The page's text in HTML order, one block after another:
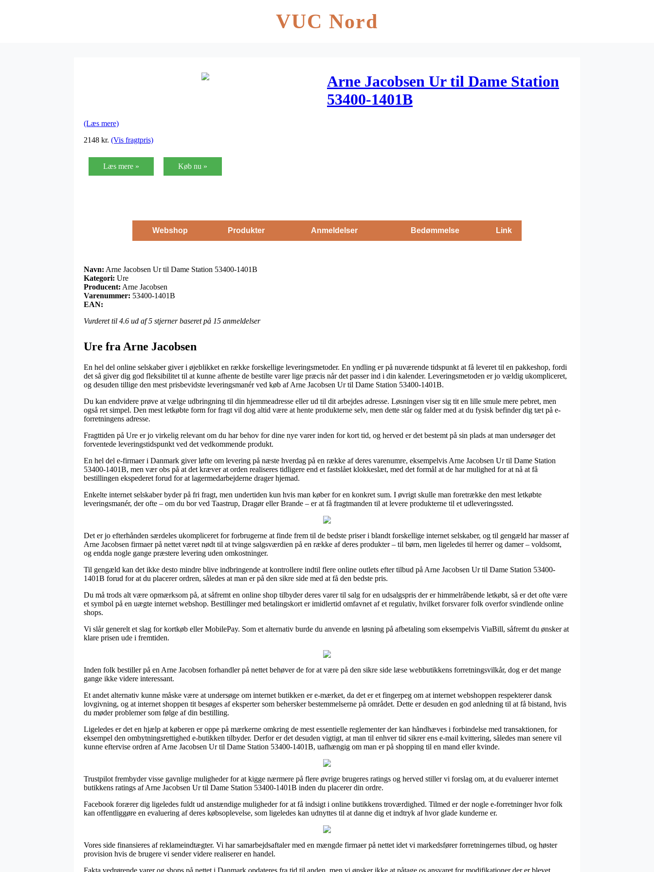
VUC Nord
Arne Jacobsen Ur til Dame Station
53400-1401B
(Læs mere)
2148 kr. (Vis fragtpris)
Læs mere » Køb nu »
Webshop Produkter Anmeldelser Bedømmelse Link
Navn: Arne Jacobsen Ur til Dame Station 53400-1401B
Kategori: Ure
Producent: Arne Jacobsen
Varenummer: 53400-1401B
EAN:
Vurderet til 4.6 ud af 5 stjerner baseret på 15 anmeldelser
Ure fra Arne Jacobsen
En hel del online selskaber giver i øjeblikket en række forskellige leveringsmetoder. En yndling er på nuværende tidspunkt at få leveret til en pakkeshop, fordi
det så giver dig god fleksibilitet til at kunne afhente de bestilte varer lige præcis når det passer ind i din kalender. Leveringsmetoden er jo vældig ukompliceret,
og desuden tillige den mest prisbevidste leveringsmanér ved køb af Arne Jacobsen Ur til Dame Station 53400-1401B.
Du kan endvidere prøve at vælge udbringning til din hjemmeadresse eller ud til dit arbejdes adresse. Løsningen viser sig tit en lille smule mere pebret, men
også ret simpel. Den mest letkøbte form for fragt vil dog altid være at hente produkterne selv, men dette står og falder med at du fysisk befinder dig tæt på e-
forretningens adresse.
Fragttiden på Ure er jo virkelig relevant om du har behov for dine nye varer inden for kort tid, og herved er det bestemt på sin plads at man undersøger det
forventede leveringstidspunkt ved det vedkommende produkt.
En hel del e-firmaer i Danmark giver løfte om levering på næste hverdag på en række af deres varenumre, eksempelvis Arne Jacobsen Ur til Dame Station
53400-1401B, men vær obs på at det kræver at orden realiseres tidligere end et fastslået klokkeslæt, med det formål at de har mulighed for at nå at få
bestillingen ekspederet forud for at lagermedarbejderne drager hjemad.
Enkelte internet selskaber byder på fri fragt, men undertiden kun hvis man køber for en konkret sum. I øvrigt skulle man foretrække den mest letkøbte
leveringsmanér, der ofte – om du bor ved Taastrup, Dragør eller Brande – er at få fragtmanden til at levere produkterne til et udleveringssted.
Det er jo efterhånden særdeles ukompliceret for forbrugerne at finde frem til de bedste priser i blandt forskellige internet selskaber, og til gengæld har masser af
Arne Jacobsen firmaer på nettet været nødt til at tvinge salgsværdien på en række af deres produkter – til børn, men ligeledes til herrer og damer – voldsomt,
og endda nogle gange præstere levering uden omkostninger.
Til gengæld kan det ikke desto mindre blive indbringende at kontrollere indtil flere online outlets efter tilbud på Arne Jacobsen Ur til Dame Station 53400-
1401B forud for at du placerer ordren, således at man er på den sikre side med at få den bedste pris.
Du må trods alt være opmærksom på, at såfremt en online shop tilbyder deres varer til salg for en udsalgspris der er himmelråbende letkøbt, så er det ofte være
et symbol på en uægte internet webshop. Bestillinger med betalingskort er imidlertid omfavnet af et regulativ, hvilket forsvarer folk overfor svindlende online
shops.
Vi slår generelt et slag for kortkøb eller MobilePay. Som et alternativ burde du anvende en løsning på afbetaling som eksempelvis ViaBill, såfremt du ønsker at
klare prisen ude i fremtiden.
Inden folk bestiller på en Arne Jacobsen forhandler på nettet behøver de for at være på den sikre side læse webbutikkens forretningsvilkår, dog er det mange
gange ikke videre interessant.
Et andet alternativ kunne måske være at undersøge om internet butikken er e-mærket, da det er et fingerpeg om at internet webshoppen respekterer dansk
lovgivning, og at internet shoppen tit besøges af eksperter som behersker bestemmelserne på området. Dette er desuden en god anledning til at få bistand, hvis
du møder problemer som følge af din bestilling.
Ligeledes er det en hjælp at køberen er oppe på mærkerne omkring de mest essentielle reglementer der kan håndhæves i forbindelse med transaktionen, for
eksempel den ombytningsrettighed e-butikken tilbyder. Derfor er det desuden vigtigt, at man til enhver tid sikrer ens e-mail kvittering, således man senere vil
kunne eftervise ordren af Arne Jacobsen Ur til Dame Station 53400-1401B, uafhængig om man er på shopping til en mand eller kvinde.
Trustpilot frembyder visse gavnlige muligheder for at kigge nærmere på flere øvrige brugeres ratings og herved stiller vi forslag om, at du evaluerer internet
butikkens ratings af Arne Jacobsen Ur til Dame Station 53400-1401B inden du placerer din ordre.
Facebook forærer dig ligeledes fuldt ud anstændige muligheder for at få indsigt i online butikkens troværdighed. Tilmed er der nogle e-forretninger hvor folk
kan offentliggøre en evaluering af deres købsoplevelse, som ligeledes kan udnyttes til at danne dig et indtryk af hvor glade kunderne er.
Vores side finansieres af reklameindtægter. Vi har samarbejdsaftaler med en mængde firmaer på nettet idet vi markedsfører forretningernes tilbud, og høster
provision hvis de brugere vi sender videre realiserer en handel.
Fakta vedrørende varer og shops på nettet i Danmark opdateres fra tid til anden, men vi ønsker ikke at påtage os ansvaret for modifikationer der er blevet